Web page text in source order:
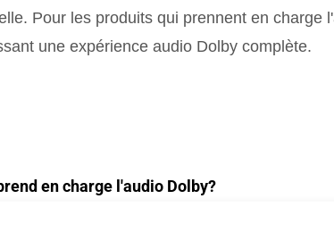
Pour les produits qui prennent en charge
une expérience audio Dolby complète.
en charge l'audio Dolby?
Dolby, comment dois-je installer les